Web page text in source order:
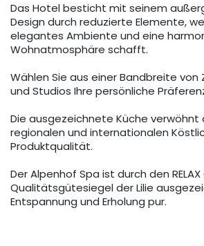
Das Hotel besticht mit seinem
Design durch reduzierte Elemente,
elegantes Ambiente und eine
Wohnatmosphäre schafft.
Wählen Sie aus einer Bandbreite von
und Studios Ihre persönliche
Die ausgezeichnete Küche
regionalen und internationalen
Produktqualität.
Der Alpenhof Spa ist durch den
Qualitätsgütesiegel der Lilie
Entspannung und Erholung pur.